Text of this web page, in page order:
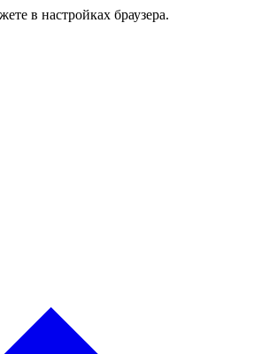
в настройках браузера.